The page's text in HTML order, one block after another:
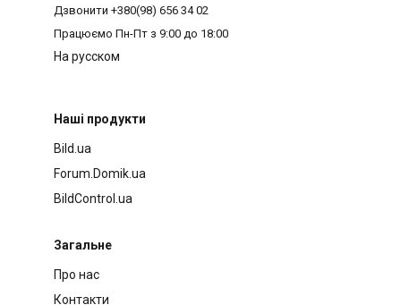
Дзвонити +380(98) 656 34 02
Працюємо Пн-Пт з 9:00 до 18:00
На русском
Наші продукти
Bild.ua
Forum.Domik.ua
BildControl.ua
Загальне
Про нас
Контакти